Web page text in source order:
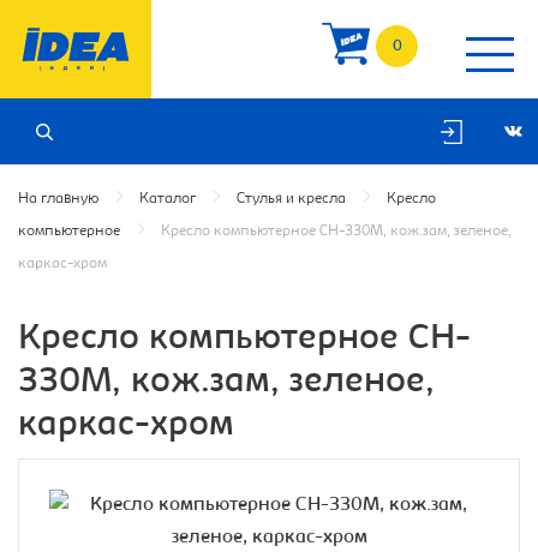
0
На главную Каталог Стулья и кресла Кресло
компьютерное Кресло компьютерное CH-330M, кож.зам, зеленое,
каркас-хром
Кресло компьютерное CH-
330M, кож.зам, зеленое,
каркас-хром